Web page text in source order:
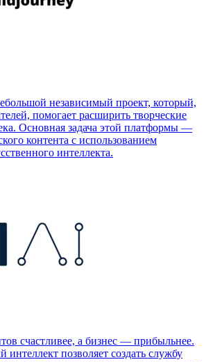
независимый проект, который,
помогает расширить творческие
Основная задача этой платформы —
контента с использованием
интеллекта.
счастливее, а бизнес — прибыльнее.
интеллект позволяет создать службу